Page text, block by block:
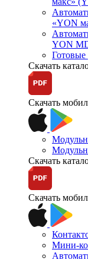
«YON
YON
Скачать
Скачать
Скачать
Скачать
Мини-